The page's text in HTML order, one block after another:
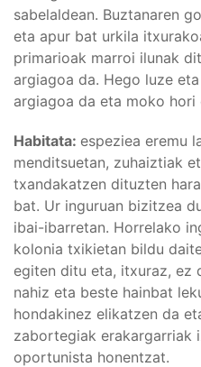
sabelaldean. Buztanaren
eta apur bat urkila
primarioak marroi ilunak
argiagoa da. Hego luze
argiagoa da eta moko hori
Habitata: espeziea eremu
menditsuetan, zuhaiztiak
txandakatzen dituzten
bat. Ur inguruan bizitzea
ibai-ibarretan. Horrelako
kolonia txikietan bildu
egiten ditu eta, itxuraz, ez
nahiz eta beste hainbat
hondakinez elikatzen da
zabortegiak erakargarriak
oportunista honentzat.